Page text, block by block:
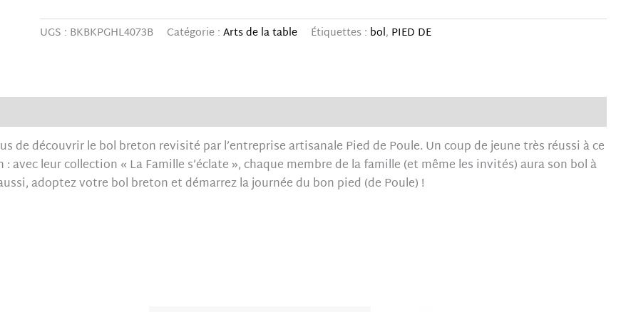
UGS : BKBKPGHL4073B Catégorie :Arts de la table Étiquettes : bol, PIED DE
de découvrir le bol breton revisité par l’entreprise artisanale Pied de Poule. Un coup de jeune très réussi à ce
leur collection « La Famille s’éclate », chaque membre de la famille (et même les invités) aura son bol à
adoptez votre bol breton et démarrez la journée du bon pied (de Poule) !